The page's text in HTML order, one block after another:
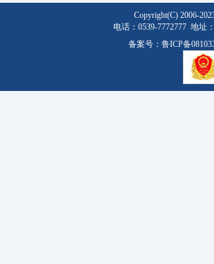
Copyright(C) 2006-
电话：0539-7772777 地址
备案号： 鲁ICP备